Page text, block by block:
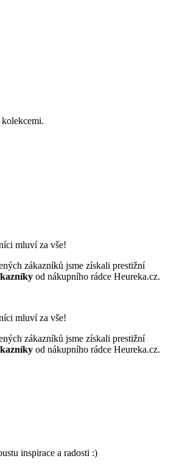
mluví za vše!
zákazníků jsme získali prestižní
od nákupního rádce Heureka.cz.
mluví za vše!
zákazníků jsme získali prestižní
od nákupního rádce Heureka.cz.
inspirace a radosti :)